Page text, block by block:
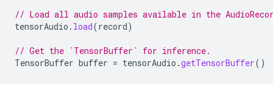
// Load all audio samples available in the
tensorAudio . load(record)
// Get the `TensorBuffer` for inference.
TensorBuffer buffer = tensorAudio .getTensorBuffer()